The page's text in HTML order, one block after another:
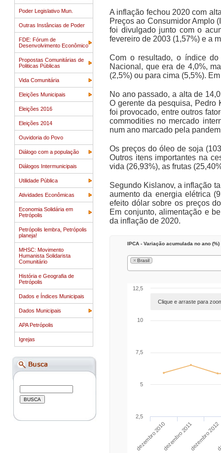
Poder Legislativo Mun.
Outras Instâncias de Poder
FDE: Fórum de
Desenvolvimento Econômico
Propostas Comunitárias de
Politicas Públicas
Vida Comunitária
Eleições Municipais
Eleições 2016
Eleições 2014
Ouvidoria do Povo
Diálogo com a população
Diálogos Intermunicipais
Utilidade Pública
Atividades Econômicas
Economia Solidária em
Petrópolis
Petrópolis lembra, Petrópolis
planeja!
MHSC: Movimento
Humanista Solidarista
Comunitário
História e Geografia de
Petrópolis
Dados e Índices Municipais
Dados Municipais
APA Petrópolis
Igrejas
A inflação fechou 2020 com
Preços ao Consumidor Amplo
foi divulgado junto com o
fevereiro de 2003 (1,57%) e a
Com o resultado, o índice
Nacional, que era de 4,0%,
(2,5%) ou para cima (5,5%).
No ano passado, a alta de
O gerente da pesquisa, Pedro
foi provocado, entre outros
commodities no mercado
num ano marcado pela
Os preços do óleo de soja
Outros itens importantes na
vida (26,93%), as frutas
Segundo Kislanov, a inflação
aumento da energia elétrica
efeito dólar sobre os preços
Em conjunto, alimentação e
da inflação de 2020.
IPCA - Variação acumulada no ano (%)
× Brasil
Clique e arraste para
dezembro 2010dezembro 2011dezembro 2012
10
2,5
5
7,5
12,5